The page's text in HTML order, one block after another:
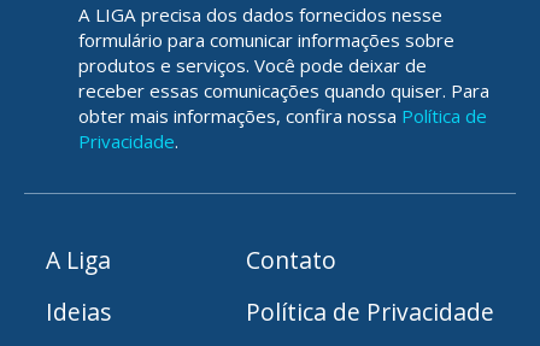
A LIGA precisa dos dados fornecidos nesse
formulário para comunicar informações sobre
produtos e serviços. Você pode deixar de
receber essas comunicações quando quiser. Para
obter mais informações, confira nossa Política de
Privacidade.
A Liga
Ideias
Contato
Política de Privacidade